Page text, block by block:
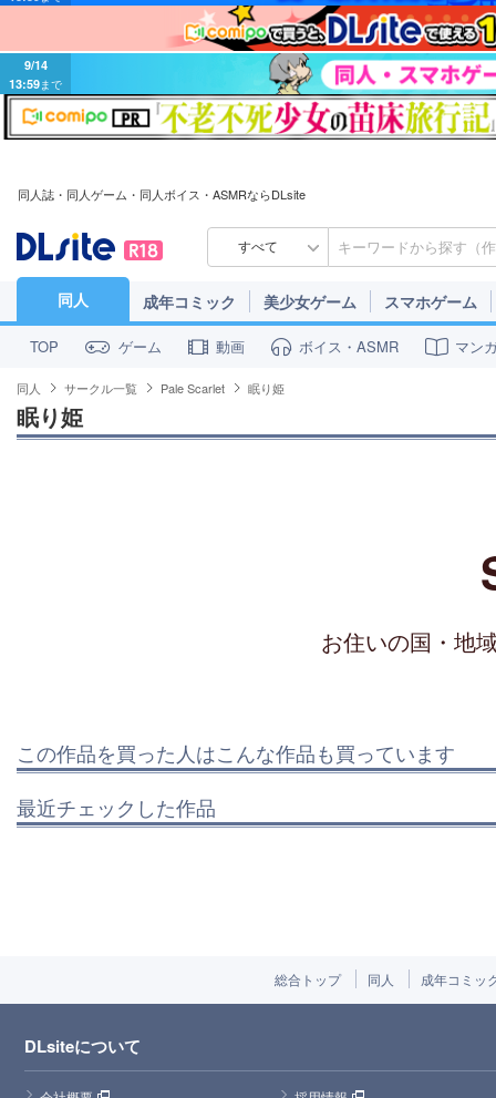
9/14
13:59 まで
同人誌・同人ゲーム・同人ボイス・ASMRならDLsite
すべて
同人 成年コミック 美少女ゲーム スマホゲーム
TOP ゲーム 動画 ボイス・ASMR マン
同人 サークル一覧 Pale Scarlet 眠り姫
眠り姫
お住いの国・地
この作品を買った人はこんな作品も買っています
最近チェックした作品
総合トップ 同人 成年コミッ
DLsiteについて